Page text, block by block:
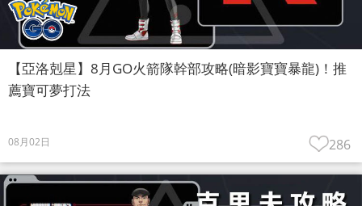
【亞洛剋星】8月GO火箭隊幹部攻略(暗影寶寶暴龍)！推
薦寶可夢打法
08月02日 286